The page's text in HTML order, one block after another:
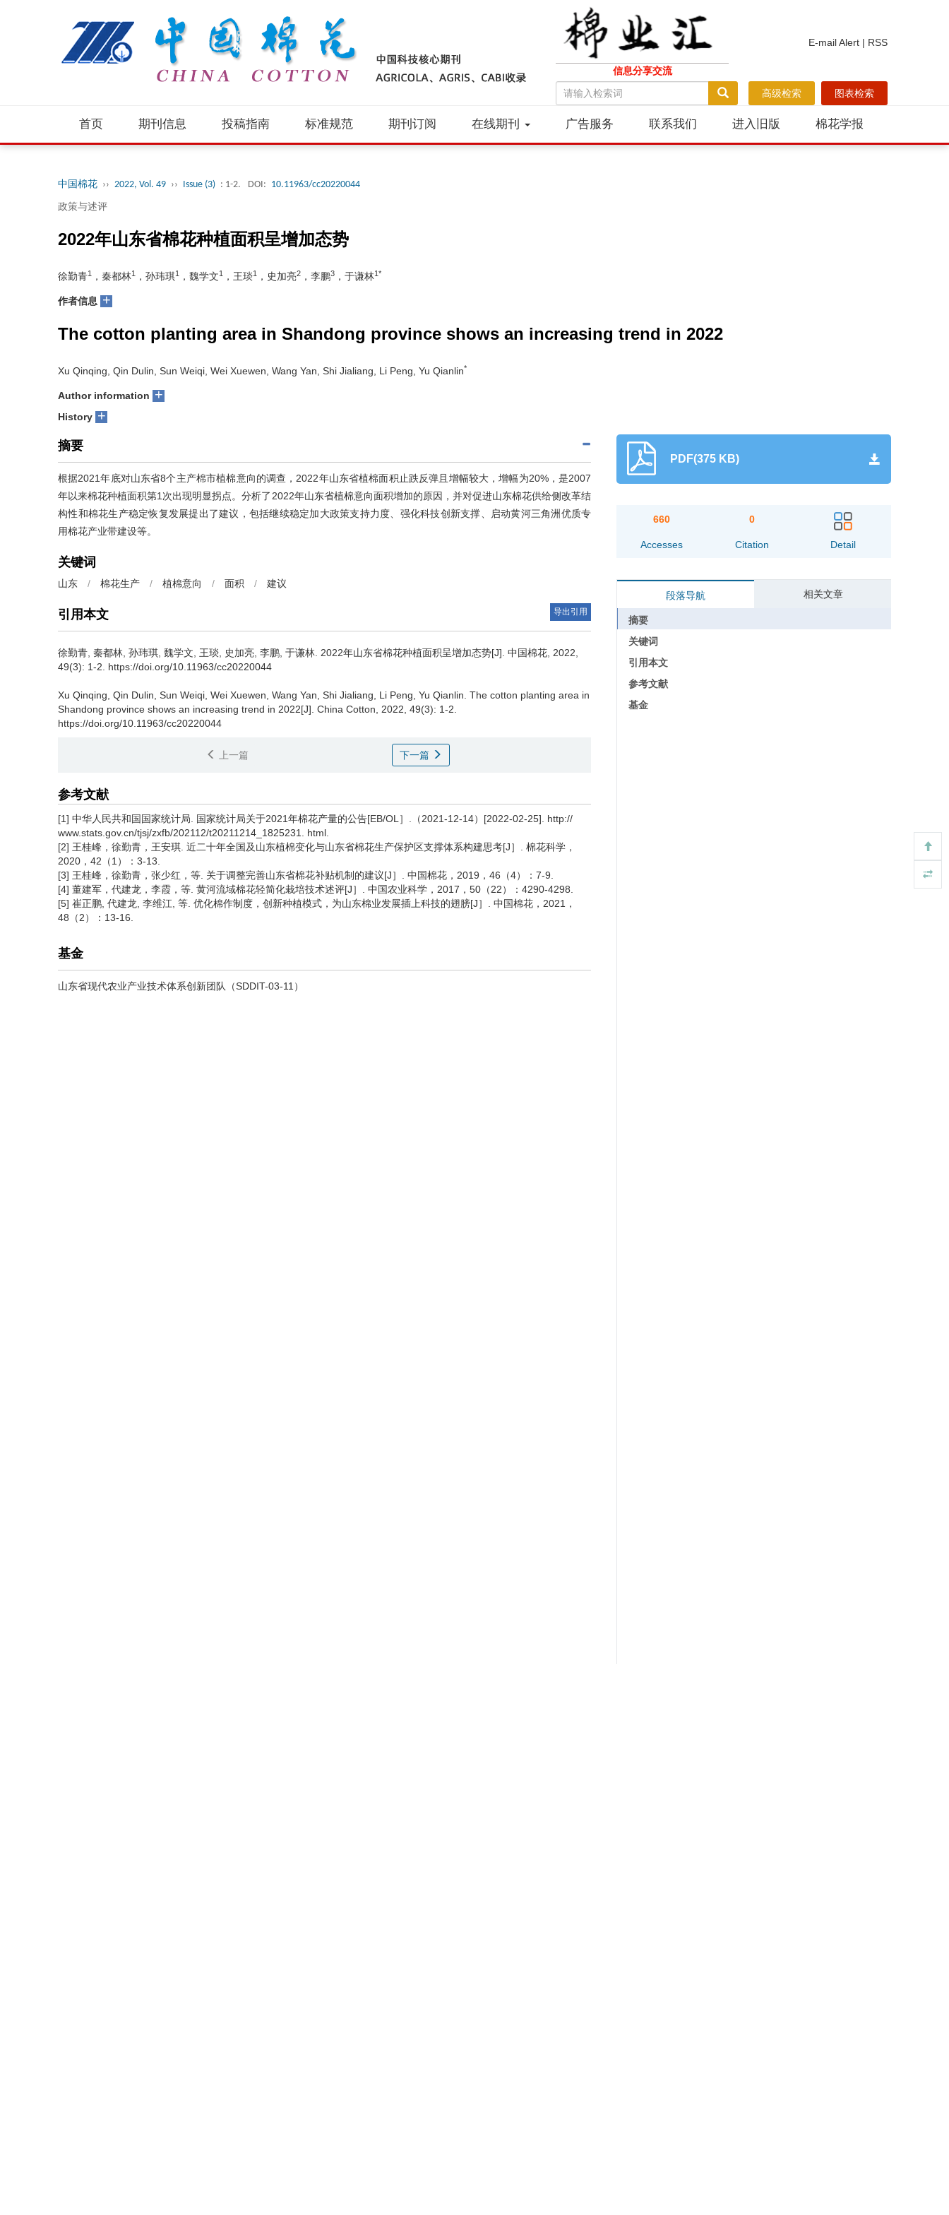
信息分享交流
E-mail Alert | RSS
图表检索
高级检索
首页 期刊信息 投稿指南 标准规范 期刊订阅 在线期刊 广告服务 联系我们 进入旧版 棉花学报
中国棉花 ›› 2022, Vol. 49 ›› Issue (3) : 1-2. DOI: 10.11963/cc20220044
政策与述评
2022年山东省棉花种植面积呈增加态势
徐勤青1 ，秦都林1 ，孙玮琪1 ，魏学文1 ，王琰1 ，史加亮2 ，李鹏3 ，于谦林1*
作者信息 +
The cotton planting area in Shandong province shows an increasing trend in 2022
Xu Qinqing, Qin Dulin, Sun Weiqi, Wei Xuewen, Wang Yan, Shi Jialiang, Li Peng, Yu Qianlin*
Author information +
History +
摘要
根据2021年底对山东省8个主产棉市植棉意向的调查，2022年山东省植棉面积止跌反弹且增幅较大，增幅为20%，是2007
年以来棉花种植面积第1次出现明显拐点。分析了2022年山东省植棉意向面积增加的原因，并对促进山东棉花供给侧改革结
构性和棉花生产稳定恢复发展提出了建议，包括继续稳定加大政策支持力度、强化科技创新支撑、启动黄河三角洲优质专
用棉花产业带建设等。
关键词
山东 / 棉花生产 / 植棉意向 / 面积 / 建议
引用本文 导出引用
徐勤青, 秦都林, 孙玮琪, 魏学文, 王琰, 史加亮, 李鹏, 于谦林. 2022年山东省棉花种植面积呈增加态势[J]. 中国棉花, 2022,
49(3): 1-2. https://doi.org/10.11963/cc20220044
Xu Qinqing, Qin Dulin, Sun Weiqi, Wei Xuewen, Wang Yan, Shi Jialiang, Li Peng, Yu Qianlin. The cotton planting area in
Shandong province shows an increasing trend in 2022[J]. China Cotton, 2022, 49(3): 1-2.
https://doi.org/10.11963/cc20220044
上一篇 下一篇
参考文献
[1] 中华人民共和国国家统计局. 国家统计局关于2021年棉花产量的公告[EB/OL］.（2021-12-14）[2022-02-25]. http://
www.stats.gov.cn/tjsj/zxfb/202112/t20211214_1825231. html.
[2] 王桂峰，徐勤青，王安琪. 近二十年全国及山东植棉变化与山东省棉花生产保护区支撑体系构建思考[J］. 棉花科学，
2020，42（1）：3-13.
[3] 王桂峰，徐勤青，张少红，等. 关于调整完善山东省棉花补贴机制的建议[J］. 中国棉花，2019，46（4）：7-9.
[4] 董建军，代建龙，李霞，等. 黄河流域棉花轻简化栽培技术述评[J］. 中国农业科学，2017，50（22）：4290-4298.
[5] 崔正鹏, 代建龙, 李维江, 等. 优化棉作制度，创新种植模式，为山东棉业发展插上科技的翅膀[J］. 中国棉花，2021，
48（2）：13-16.
基金
山东省现代农业产业技术体系创新团队（SDDIT-03-11）
PDF(375 KB)
660
Accesses
0
Citation Detail
段落导航 相关文章
摘要
关键词
引用本文
参考文献
基金